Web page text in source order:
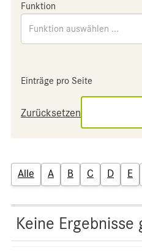
Funktion
Funktion auswählen ...
Einträge pro Seite
Zurücksetzen
Alle A B C D E
Keine Ergebnisse